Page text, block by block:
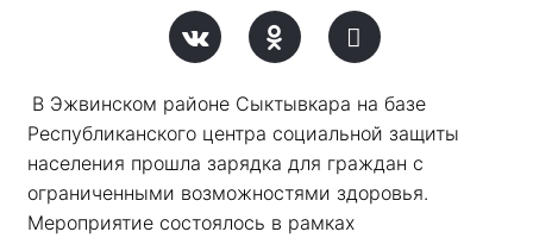
В Эжвинском районе Сыктывкара на базе
Республиканского центра социальной защиты
населения прошла зарядка для граждан с
ограниченными возможностями здоровья.
Мероприятие состоялось в рамках